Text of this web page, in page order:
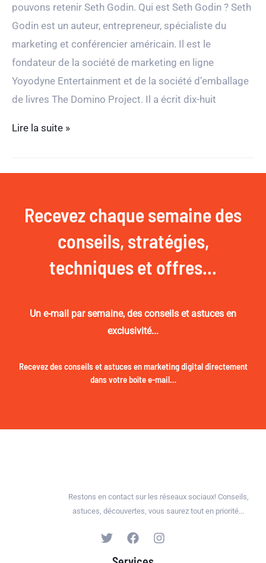
pouvons retenir Seth Godin. Qui est Seth Godin ? Seth
Godin est un auteur, entrepreneur, spécialiste du
marketing et conférencier américain. Il est le
fondateur de la société de marketing en ligne
Yoyodyne Entertainment et de la société d’emballage
de livres The Domino Project. Il a écrit dix-huit
Conseils
Lire la suite »
Recevez chaque semaine des
conseils, stratégies,
techniques et offres...
Un e-mail par semaine, des conseils et astuces en
exclusivité...
Recevez des conseils et astuces en marketing digital directement
dans votre boîte e-mail…
Restons en contact sur les réseaux sociaux! Conseils,
astuces, découvertes, vous saurez tout en priorité...